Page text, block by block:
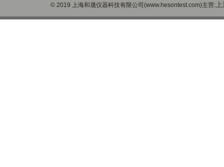
© 2019 上海和晟仪器科技有限公司(www.hesontest.com)主营:上